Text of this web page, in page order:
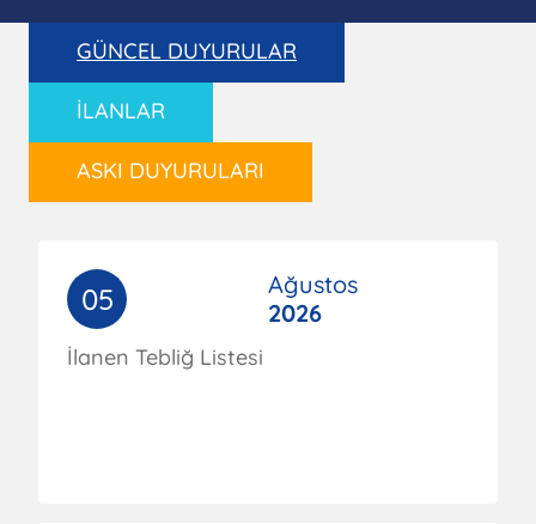
GÜNCEL DUYURULAR
İLANLAR
ASKI DUYURULARI
05
Ağustos
2026
İlanen Tebliğ Listesi